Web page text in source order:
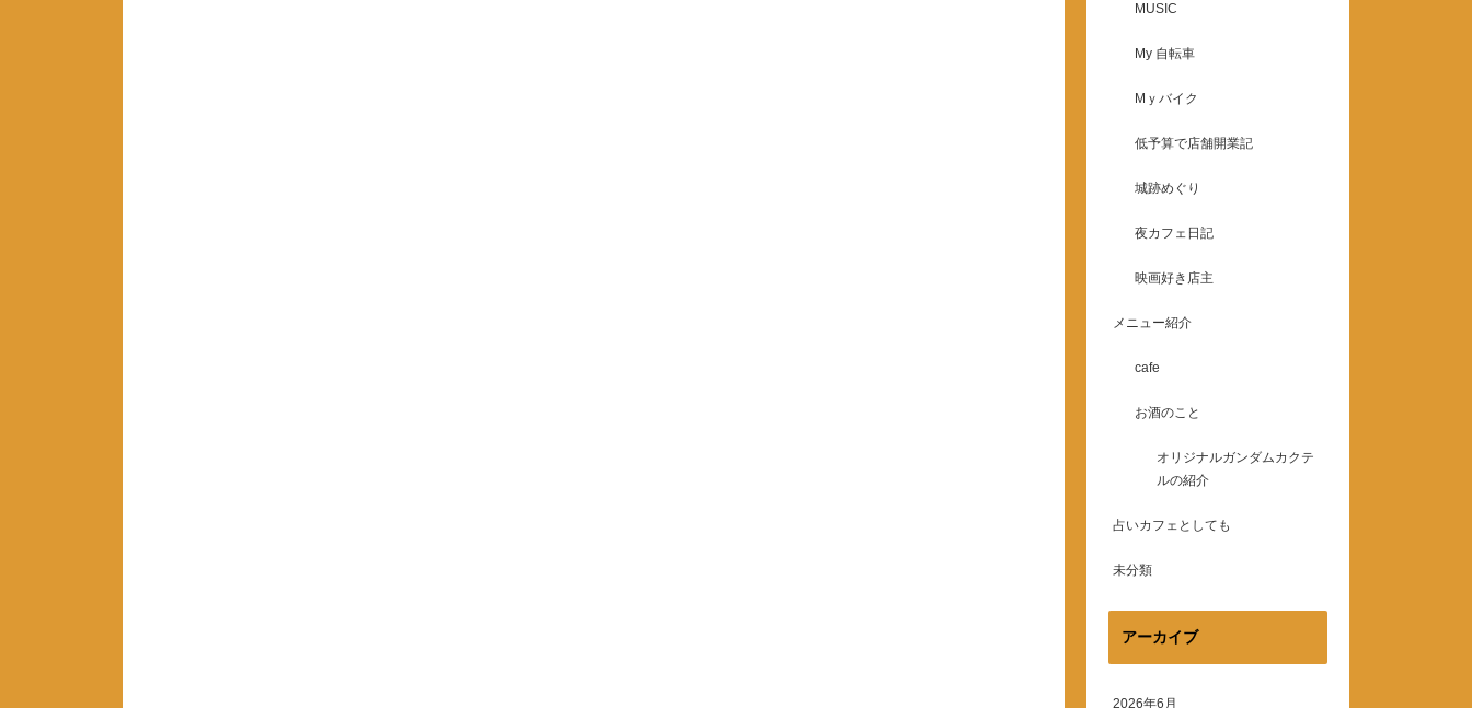
MUSIC
My 自転車
Mｙバイク
低予算で店舗開業記
城跡めぐり
夜カフェ日記
映画好き店主
メニュー紹介
cafe
お酒のこと
オリジナルガンダムカクテ
ルの紹介
占いカフェとしても
未分類
アーカイブ
2026年6月